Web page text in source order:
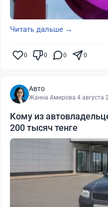
Читать дальше →
0 0 0 0
Авто
Жанна Амирова·4 августа
Кому из
200 тысяч тенге